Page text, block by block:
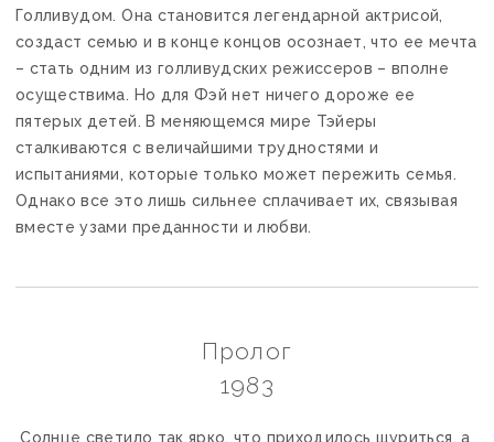
Голливудом. Она становится легендарной актрисой,
создаст семью и в конце концов осознает, что ее мечта
– стать одним из голливудских режиссеров – вполне
осуществима. Но для Фэй нет ничего дороже ее
пятерых детей. В меняющемся мире Тэйеры
сталкиваются с величайшими трудностями и
испытаниями, которые только может пережить семья.
Однако все это лишь сильнее сплачивает их, связывая
вместе узами преданности и любви.
Пролог
1983
Солнце светило так ярко, что приходилось щуриться, а